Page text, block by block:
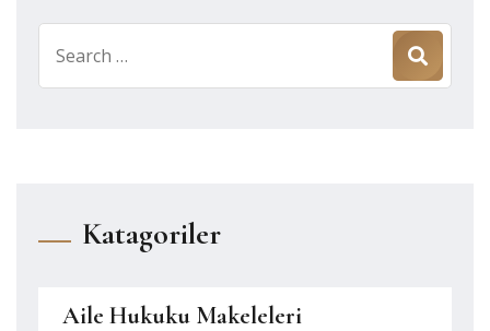
for:
Katagoriler
Aile Hukuku Makeleleri